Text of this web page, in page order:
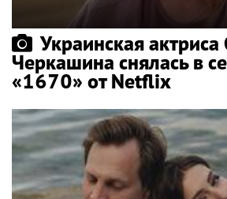
Украинская актриса
Черкашина снялась в
«1670» от Netflix